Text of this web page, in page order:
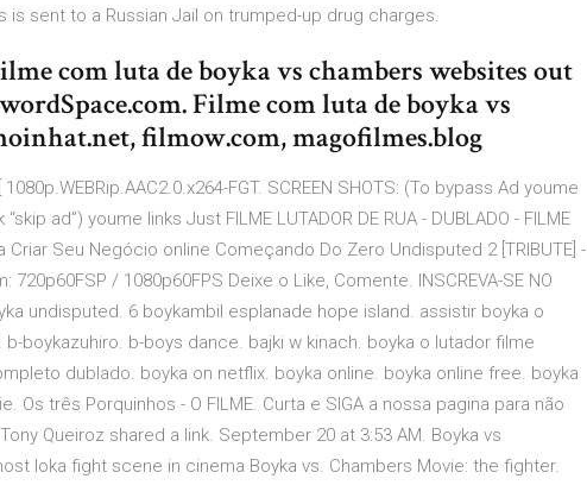
is sent to a Russian Jail on trumped-up drug charges.
com luta de boyka vs chambers websites out
Filme com luta de boyka vs
filmow.com, magofilmes.blog
FGT. SCREEN SHOTS: (To bypass Ad youme
ad”) youme links Just FILME LUTADOR DE RUA - DUBLADO - FILME
Criar Seu Negócio online Começando Do Zero Undisputed 2 [TRIBUTE] -
/ 1080p60FPS Deixe o Like, Comente. INSCREVA-SE NO
undisputed. 6 boykambil esplanade hope island. assistir boyka o
b-boykazuhiro. b-boys dance. bajki w kinach. boyka o lutador filme
dublado. boyka on netflix. boyka online. boyka online free. boyka
Os três Porquinhos - O FILME. Curta e SIGA a nossa pagina para não
Queiroz shared a link. September 20 at 3:53 AM. Boyka vs
loka fight scene in cinema Boyka vs. Chambers Movie: the fighter.